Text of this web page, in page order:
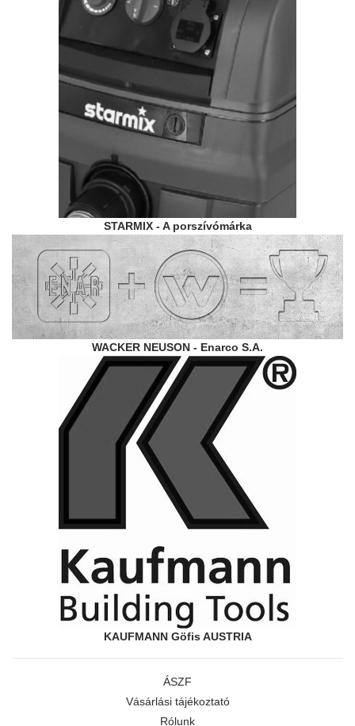
STARMIX - A porszívómárka
WACKER NEUSON - Enarco S.A.
KAUFMANN Göfis AUSTRIA
ÁSZF
Vásárlási tájékoztató
Rólunk